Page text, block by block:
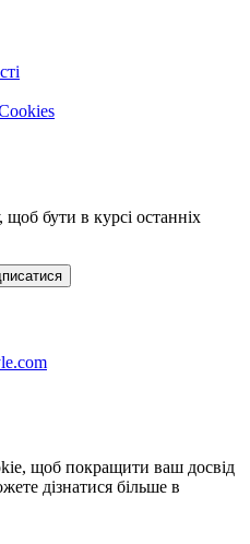
бути в курсі останніх
щоб покращити ваш досвід
дізнатися більше в